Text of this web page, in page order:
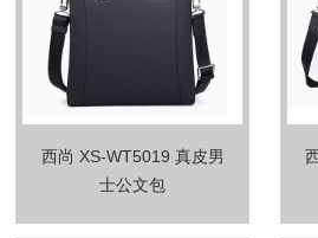
西尚 XS-WT5019 真皮男
士公文包